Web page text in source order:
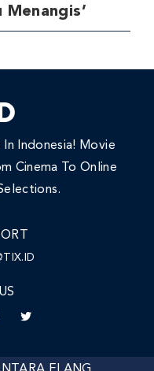
Menangis’
Indonesia! Movie
Cinema To Online